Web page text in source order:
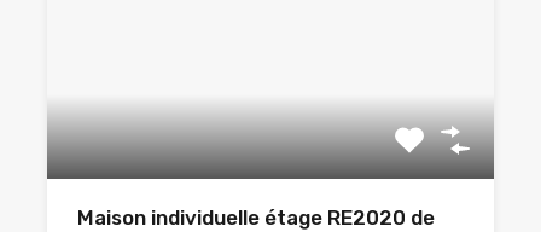
Maison individuelle étage RE2020 de